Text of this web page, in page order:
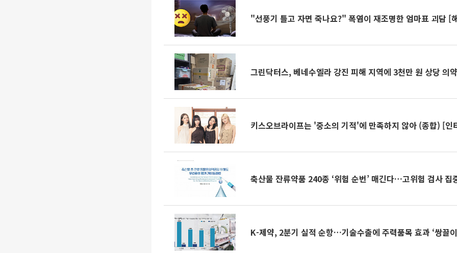
"선풍기 틀고 자면 죽나요?" 폭염이 재조명한 엄마표 괴담 [
그린닥터스, 베네수엘라 강진 피해 지역에 3천만 원 상당 의
키스오브라이프는 '중소의 기적'에 만족하지 않아 (종합) [인
축산물 잔류약품 240종 ‘위험 순번’ 매긴다…고위험 검사 집
K-제약, 2분기 실적 순항…기술수출에 주력품목 효과 ‘쌍끌